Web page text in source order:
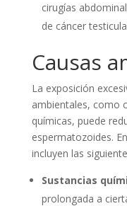
cirugías
de cáncer
Causas
La exposición
ambientales, como
químicas, puede
espermatozoides.
incluyen las
Sustancias
prolongada a